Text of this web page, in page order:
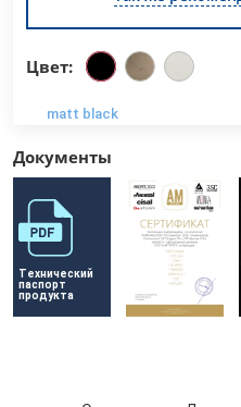
Цвет:
matt black
Документы
Технический
паспорт
продукта